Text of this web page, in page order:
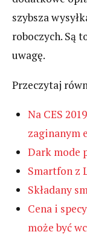
szybsza
roboczych. Są
uwagę.
Przeczytaj
Na CES
zaginanym
Dark mode
Smartfon z
Składany
Cena i
może być